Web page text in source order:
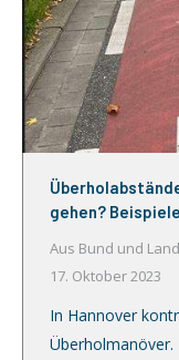
gehen?
Aus Bund und Land
17. Oktober 2023
In Hannover